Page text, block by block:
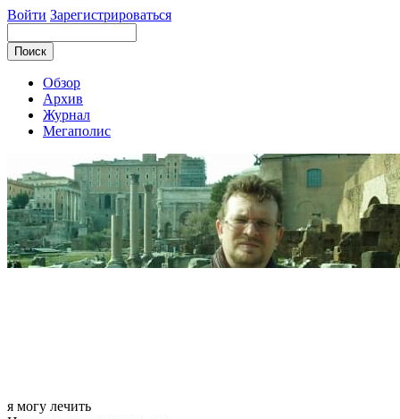
Войти Зарегистрироваться
Обзор
Архив
Журнал
Мегаполис
я могу лечить